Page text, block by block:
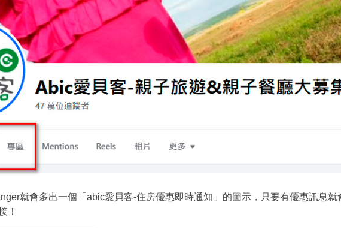
就會多出一個「abic愛貝客-住房優惠即時通知」的圖示，只要有優惠訊息就
！